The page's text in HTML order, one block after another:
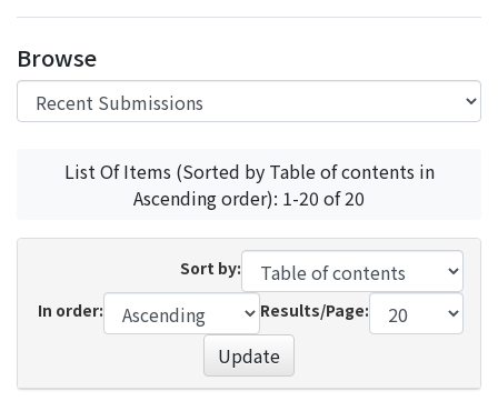
Browse
List Of Items (Sorted by Table of contents in
Ascending order): 1-20 of 20
Sort by:
In order:
Results/Page:
Update